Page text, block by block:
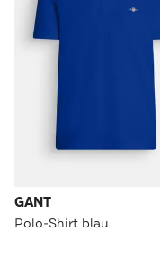
GANT
Polo-Shirt blau